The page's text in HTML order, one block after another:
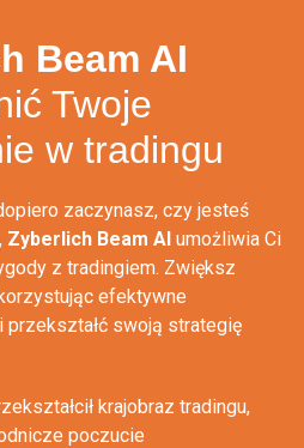
Beam AI
Twoje
w tradingu
zaczynasz, czy jesteś
Zyberlich Beam AI umożliwia Ci
z tradingiem. Zwiększ
efektywne
swoją strategię
krajobraz tradingu,
poczucie